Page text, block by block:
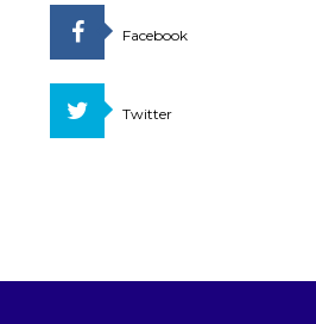
Facebook
Twitter